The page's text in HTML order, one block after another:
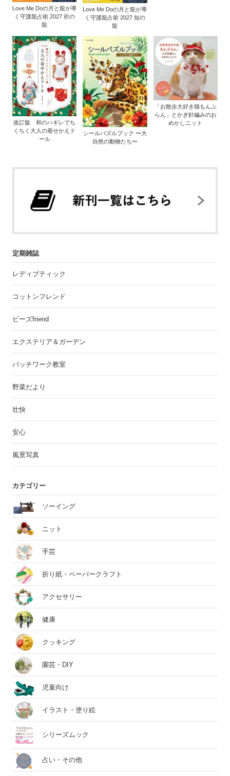
Love Me Doの月と龍が導
く守護龍占術 2027 祈の
龍
Love Me Doの月と龍が導
く守護龍占術 2027 知の
龍
改訂版 和のハギレでち
くちく大人の着せかえド
ール
シールパズルブック 〜大
自然の動物たち〜
「お散歩大好き猫もんぶ
らん」とかぎ針編みのお
めかしニット
定期雑誌
レディブティック
コットンフレンド
ビーズfriend
エクステリア＆ガーデン
パッチワーク教室
野菜だより
壮快
安心
風景写真
カテゴリー
ソーイング
ニット
手芸
折り紙・ペーパークラフト
アクセサリー
健康
クッキング
園芸・DIY
児童向け
イラスト・塗り絵
シリーズムック
占い・その他